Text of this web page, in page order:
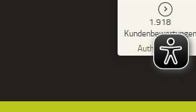
1.918
Kundenbewertungen
Authentizität
92
%
Empfehlungen auf
ProvenExpert.com